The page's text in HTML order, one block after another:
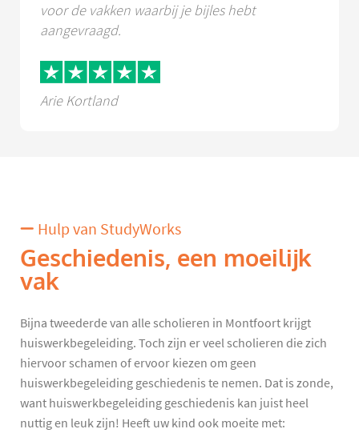
voor de vakken waarbij je bijles hebt
aangevraagd.
Arie Kortland
Hulp van StudyWorks
Geschiedenis, een moeilijk
vak
Bijna tweederde van alle scholieren in Montfoort krijgt
huiswerkbegeleiding. Toch zijn er veel scholieren die zich
hiervoor schamen of ervoor kiezen om geen
huiswerkbegeleiding geschiedenis te nemen. Dat is zonde,
want huiswerkbegeleiding geschiedenis kan juist heel
nuttig en leuk zijn! Heeft uw kind ook moeite met: